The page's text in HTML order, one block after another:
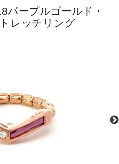
パープルゴールド・
レッチリング